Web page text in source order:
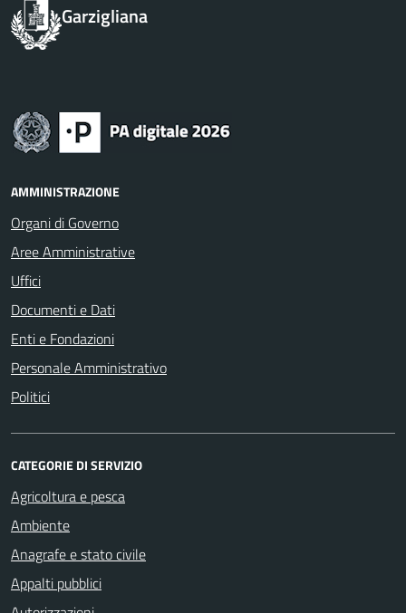
Garzigliana
AMMINISTRAZIONE
Organi di Governo
Aree Amministrative
Uffici
Documenti e Dati
Enti e Fondazioni
Personale Amministrativo
Politici
CATEGORIE DI SERVIZIO
Agricoltura e pesca
Ambiente
Anagrafe e stato civile
Appalti pubblici